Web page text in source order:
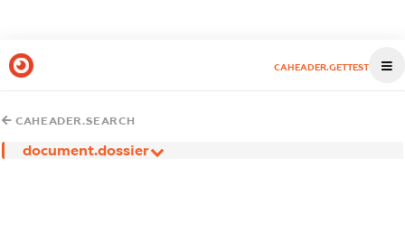
CAHEADER.GETTEST
CAHEADER.SEARCH
document.dossier